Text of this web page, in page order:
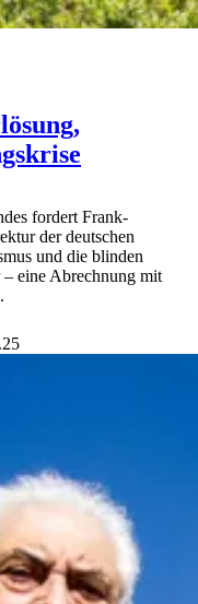
fordert Frank-
der deutschen
und die blinden
eine Abrechnung mit